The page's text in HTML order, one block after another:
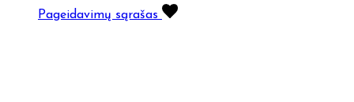
Pageidavimų sąrašas